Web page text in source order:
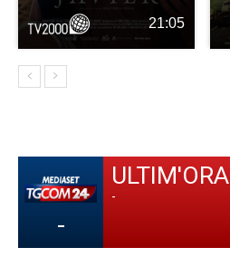
21:05
-
ULTIM'ORA
-